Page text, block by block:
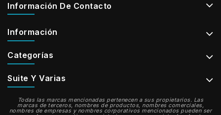
Información De Contacto
Información
Categorías
Suite Y Varias
Todas las marcas mencionadas pertenecen a sus propietarios. Las
marcas de terceros, nombres de productos, nombres comerciales,
nombres de empresas y nombres corporativos mencionados pueden ser